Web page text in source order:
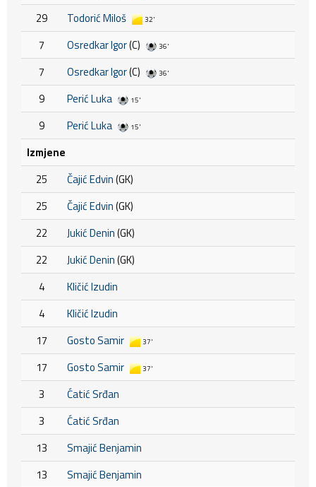
29 Todorić Miloš 32'
7 Osredkar Igor(C) 36'
7 Osredkar Igor(C) 36'
9 Perić Luka 15'
9 Perić Luka 15'
Izmjene
25
Čajić Edvin(GK)
25
Čajić Edvin(GK)
22
Jukić Denin(GK)
22
Jukić Denin(GK)
4
Kličić Izudin
4
Kličić Izudin
17
Gosto Samir 37'
17 Gosto Samir 37'
3
Ćatić Srđan
3
Ćatić Srđan
13
Smajić Benjamin
13
Smajić Benjamin